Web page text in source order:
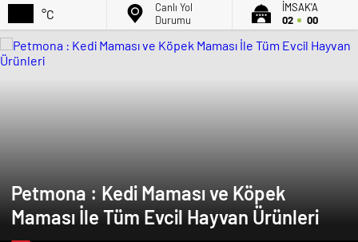
°C
Canlı Yol
Durumu
İMSAK'A
02
00
Petmona : Kedi Maması ve Köpek
Maması İle Tüm Evcil Hayvan Ürünleri